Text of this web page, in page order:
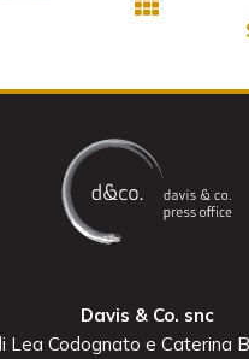
Davis & Co. snc
Lea Codognato e Caterina